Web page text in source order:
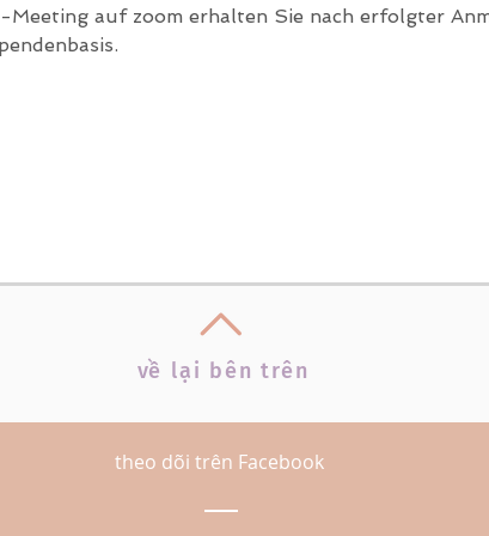
Meeting auf zoom erhalten Sie nach erfolgter
về lại bên trên
theo dõi trên Facebook